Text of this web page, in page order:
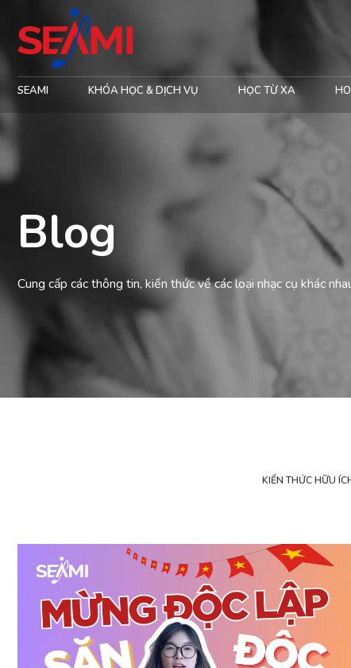
SEAMI KHÓA HỌC & DỊCH VỤ HỌC TỪ XA
Blog
Cung cấp các thông tin, kiến thức về các loại nhạc cụ khác
KIẾN THỨC HỮU